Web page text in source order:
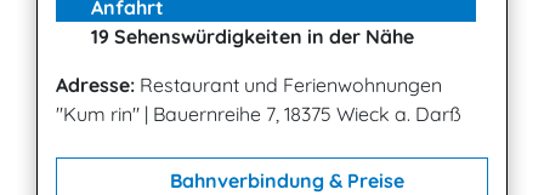
Anfahrt
19 Sehenswürdigkeiten in der Nähe
Adresse: Restaurant und Ferienwohnungen
"Kum rin" | Bauernreihe 7, 18375 Wieck a. Darß
Bahnverbindung & Preise